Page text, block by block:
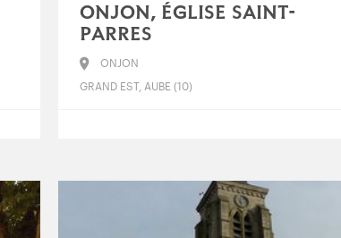
ONJON, ÉGLISE SAINT-
PARRES
ONJON
GRAND EST, AUBE (10)